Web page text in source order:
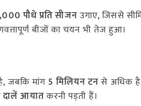
पौधे प्रति सीजनउगाए, जिससे
बीजों का चयन भी तेज हुआ।
जबकि मांग 5 मिलियन टनसे अधिक
दालें आयातकरनी पड़ती हैं।